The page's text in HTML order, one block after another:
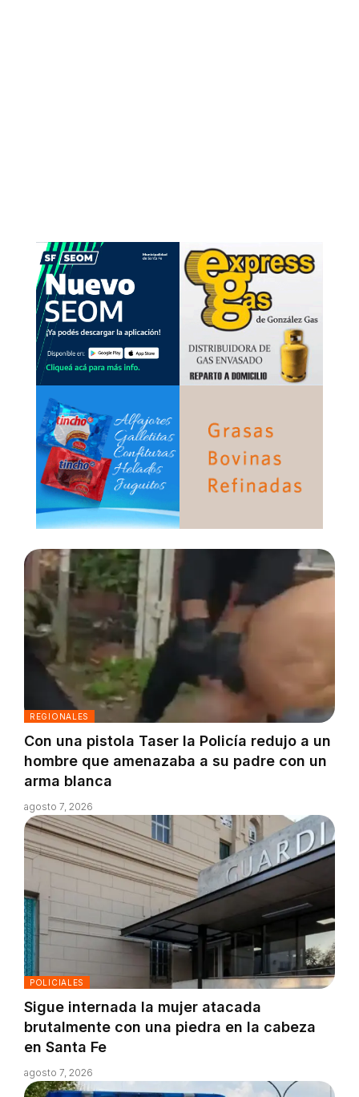
REGIONALES
Con una pistola Taser la Policía redujo a un
hombre que amenazaba a su padre con un
arma blanca
agosto 7, 2026
POLICIALES
Sigue internada la mujer atacada
brutalmente con una piedra en la cabeza
en Santa Fe
agosto 7, 2026